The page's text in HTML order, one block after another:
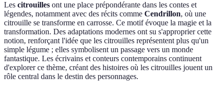
Les citrouilles ont une place prépondérante dans les contes et
légendes, notamment avec des récits comme Cendrillon, où une
citrouille se transforme en carrosse. Ce motif évoque la magie et la
transformation. Des adaptations modernes ont su s'approprier cette
notion, renforçant l'idée que les citrouilles représentent plus qu'un
simple légume ; elles symbolisent un passage vers un monde
fantastique. Les écrivains et conteurs contemporains continuent
d'explorer ce thème, créant des histoires où les citrouilles jouent un
rôle central dans le destin des personnages.